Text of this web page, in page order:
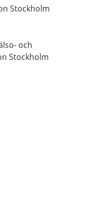
Stockholm
och
Stockholm